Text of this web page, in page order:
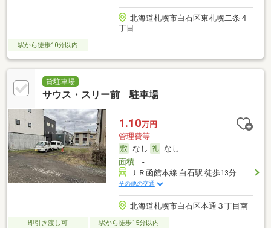
北海道札幌市白石区東札幌二条４
丁目
駅から徒歩10分以内
貸駐車場
サウス・スリー前 駐車場
1.10万円
管理費等-
なし
なし
面積-
ＪＲ函館本線 白石駅 徒歩13分
その他の交通
北海道札幌市白石区本通３丁目南
即引き渡し可 駅から徒歩15分以内